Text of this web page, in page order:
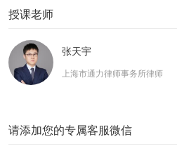
授课老师
张天宇
上海市通力律师事务所律师
请添加您的专属客服微信